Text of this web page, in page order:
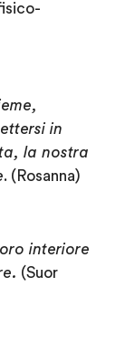
in
la nostra
. (Rosanna)
interiore
(Suor